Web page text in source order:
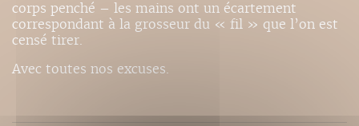
corps penché – les mains ont un écartement
correspondant à la grosseur du « fil » que l’on est
censé tirer.
Avec toutes nos excuses.